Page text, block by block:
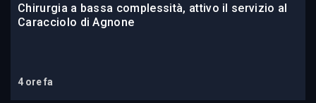
Chirurgia a bassa complessità, attivo il servizio al
Caracciolo di Agnone
4 ore fa